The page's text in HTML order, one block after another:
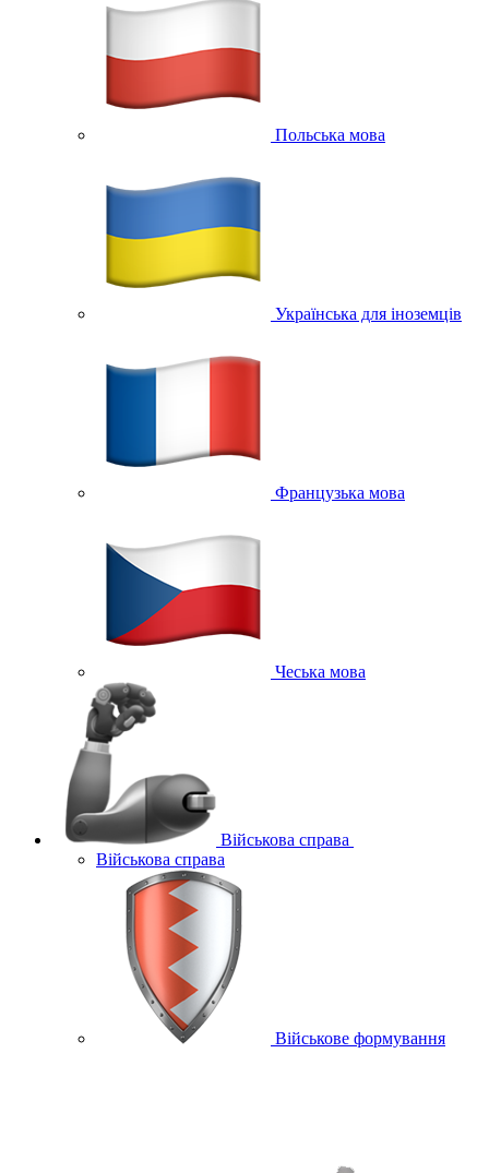
Польська мова
Українська для іноземців
Французька мова
Чеська мова
Військова справа
Військова справа
Військове формування